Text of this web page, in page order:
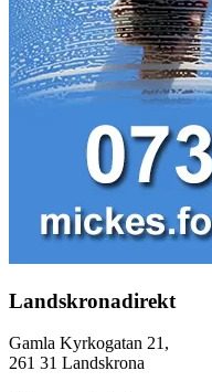
Landskronadirekt
Gamla Kyrkogatan 21,
261 31 Landskrona